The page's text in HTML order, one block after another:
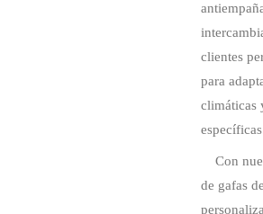
clientes
para
climáticas
Con
de gafas